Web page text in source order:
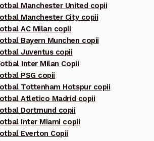
Manchester United copii
Manchester City copii
AC Milan copii
Bayern Munchen copii
Juventus copii
Inter Milan Copii
PSG copii
Tottenham Hotspur copii
Atletico Madrid copii
Dortmund copii
Inter Miami copii
Everton Copii